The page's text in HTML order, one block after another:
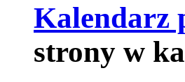
Kalendarz
strony w